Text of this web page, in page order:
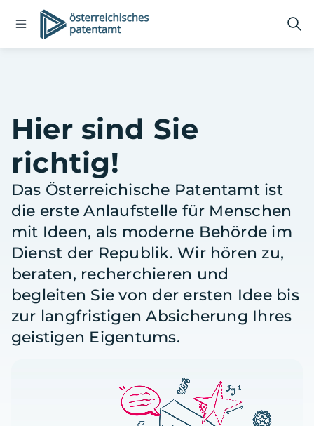
Open
navigation
Logo
Hier sind Sie
richtig!
Das Österreichische Patentamt ist
die erste Anlaufstelle für Menschen
mit Ideen, als moderne Behörde im
Dienst der Republik. Wir hören zu,
beraten, recherchieren und
begleiten Sie von der ersten Idee bis
zur langfristigen Absicherung Ihres
geistigen Eigentums.